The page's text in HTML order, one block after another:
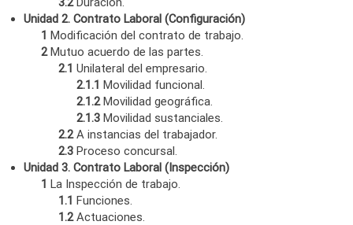
Unidad 2. Contrato Laboral (Configuración)
1 Modificación del contrato de trabajo.
2Mutuo acuerdo de las partes.
2.1 Unilateral del empresario.
2.1.1 Movilidad funcional.
2.1.2Movilidad geográfica.
2.1.3Movilidad sustanciales.
2.2A instancias del trabajador.
2.3 Proceso concursal.
Unidad 3. Contrato Laboral (Inspección)
1 La Inspección de trabajo.
1.1 Funciones.
1.2Actuaciones.